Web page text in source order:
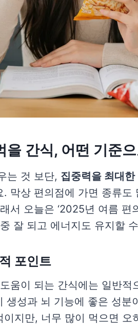
을 간식, 어떤 기준
는 것 보단, 집중력을 최대
막상 편의점에 가면 종류도
서 오늘은 ‘2025년 여름 편
잘 되고 에너지도 유지할
포인트
움이 되는 간식에는 일반적
생성과 뇌 기능에 좋은 성분
지만, 너무 많이 먹으면 오